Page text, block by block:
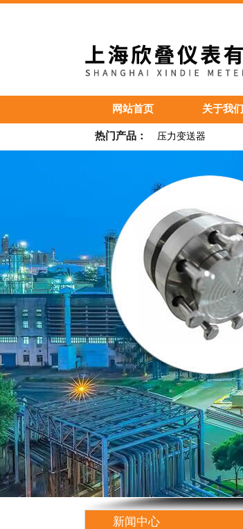
网站首页 关于我们
热门产品： 压力变送器
新闻中心